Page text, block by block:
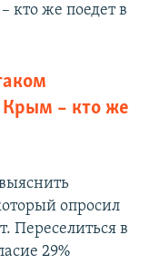
кто же поедет в
Крым – кто же
опросил
Переселиться в
29%